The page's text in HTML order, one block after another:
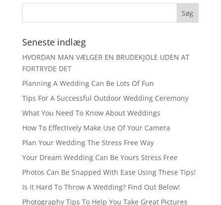
Seneste indlæg
HVORDAN MAN VÆLGER EN BRUDEKJOLE UDEN AT
FORTRYDE DET
Planning A Wedding Can Be Lots Of Fun
Tips For A Successful Outdoor Wedding Ceremony
What You Need To Know About Weddings
How To Effectively Make Use Of Your Camera
Plan Your Wedding The Stress Free Way
Your Dream Wedding Can Be Yours Stress Free
Photos Can Be Snapped With Ease Using These Tips!
Is It Hard To Throw A Wedding? Find Out Below!
Photography Tips To Help You Take Great Pictures